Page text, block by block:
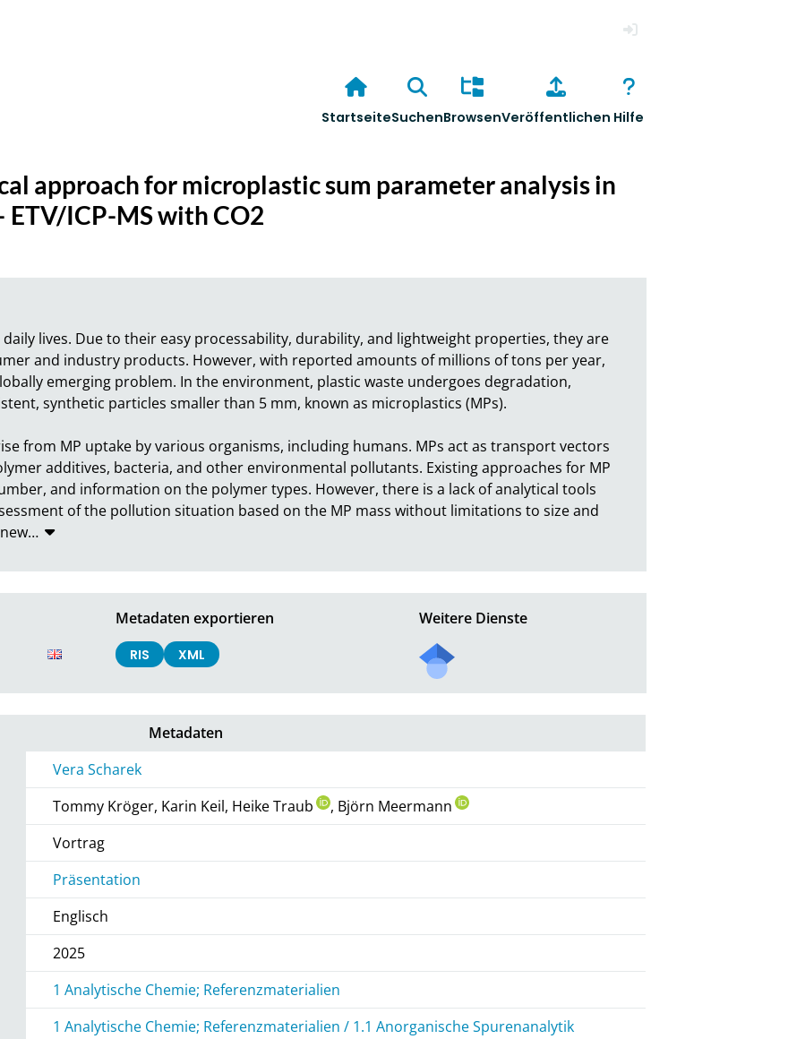
StartseiteSuchenBrowsenVeröffentlichen Hilfe
approach for microplastic sum parameter analysis in
ICP-MS with CO2
lives. Due to their easy processability, durability, and lightweight properties, they are
and industry products. However, with reported amounts of millions of tons per year,
emerging problem. In the environment, plastic waste undergoes degradation,
synthetic particles smaller than 5 mm, known as microplastics (MPs).
from MP uptake by various organisms, including humans. MPs act as transport vectors
additives, bacteria, and other environmental pollutants. Existing approaches for MP
and information on the polymer types. However, there is a lack of analytical tools
of the pollution situation based on the MP mass without limitations to size and
…
Metadaten exportieren
RIS XML
Weitere Dienste
Metadaten
Vera Scharek
Tommy Kröger, Karin Keil, Heike Traub
, Björn Meermann
Vortrag
Präsentation
Englisch
2025
1 Analytische Chemie; Referenzmaterialien
1 Analytische Chemie; Referenzmaterialien / 1.1 Anorganische Spurenanalytik